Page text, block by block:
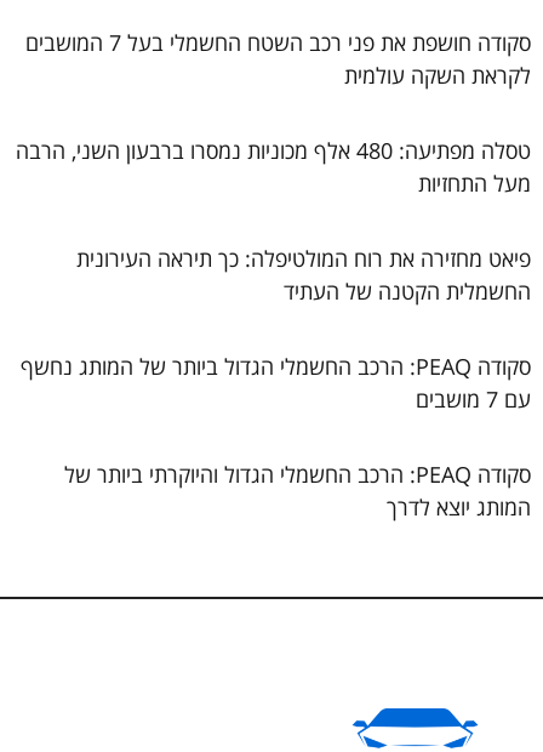
סקודה חושפת את פני רכב השטח החשמלי בעל 7 המושבים
לקראת השקה עולמית
טסלה מפתיעה: 480 אלף מכוניות נמסרו ברבעון השני, הרבה
מעל התחזיות
פיאט מחזירה את רוח המולטיפלה: כך תיראה העירונית
החשמלית הקטנה של העתיד
סקודה PEAQ: הרכב החשמלי הגדול ביותר של המותג נחשף
עם 7 מושבים
סקודה PEAQ: הרכב החשמלי הגדול והיוקרתי ביותר של
המותג יוצא לדרך